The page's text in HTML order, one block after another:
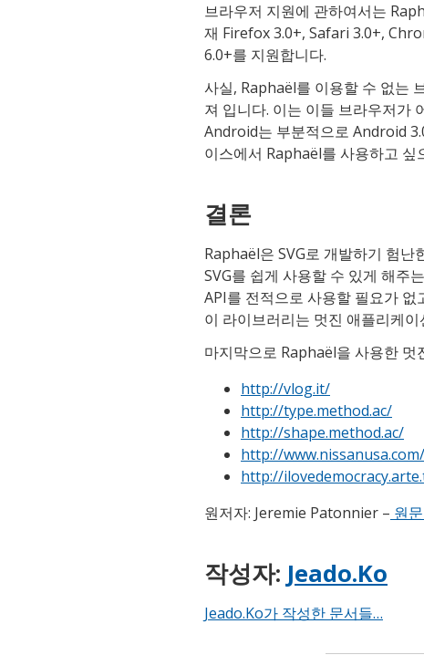
브라우저 지원에 관하여서는
재 Firefox 3.0+, Safari 3.0+,
6.0+를 지원합니다.
사실, Raphaël를 이용할 수 없는
져 입니다. 이는 이들 브라우저가
Android는 부분적으로 Android
이스에서 Raphaël를 사용하고 싶
결론
Raphaël은 SVG로 개발하기 험난
SVG를 쉽게 사용할 수 있게 해주
API를 전적으로 사용할 필요가
이 라이브러리는 멋진 애플리케
마지막으로 Raphaël을 사용한 멋
http://vlog.it/
http://type.method.ac/
http://shape.method.ac/
http://
http://
원저자: Jeremie Patonnier – 원
작성자: Jeado.Ko
Jeado.Ko가 작성한 문서들…